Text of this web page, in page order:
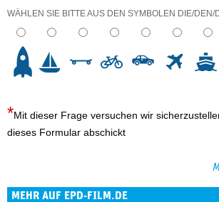
WÄHLEN SIE BITTE AUS DEN SYMBOLEN DIE/DEN/
Mit dieser Frage versuchen wir
dieses Formular abschickt
MEHR AUF EPD-FILM.DE